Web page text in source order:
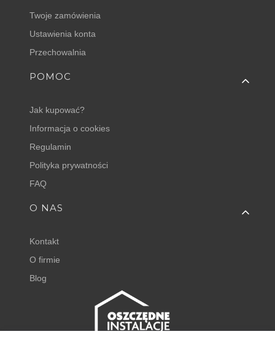
Twoje zamówienia
Ustawienia konta
Przechowalnia
POMOC
Jak kupować?
Informacja o cookies
Regulamin
Polityka prywatności
FAQ
O NAS
Kontakt
O firmie
Blog